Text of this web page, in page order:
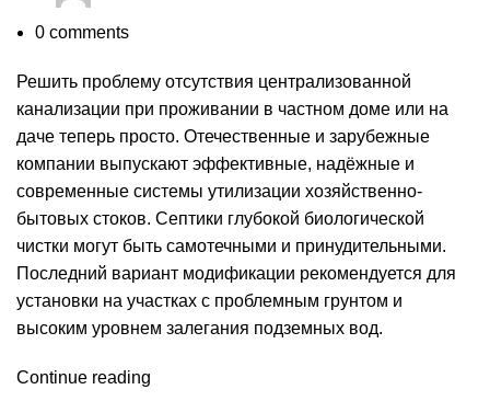
0 comments
Решить проблему отсутствия централизованной
канализации при проживании в частном доме или на
даче теперь просто. Отечественные и зарубежные
компании выпускают эффективные, надёжные и
современные системы утилизации хозяйственно-
бытовых стоков. Септики глубокой биологической
чистки могут быть самотечными и принудительными.
Последний вариант модификации рекомендуется для
установки на участках с проблемным грунтом и
высоким уровнем залегания подземных вод.
Continue reading